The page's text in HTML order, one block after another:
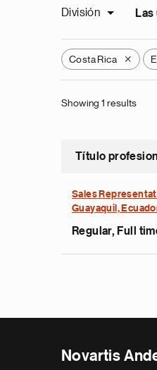
División
Costa Rica X
Showing 1 results
Título
Sales
Guayaquil,
Regular, Full
Novartis